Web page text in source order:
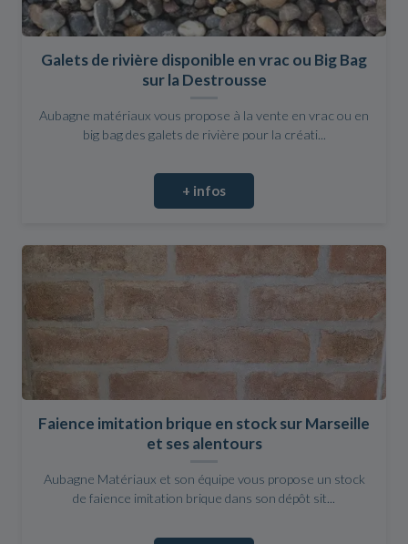
Galets de rivière disponible en vrac ou Big Bag
sur la Destrousse
Aubagne matériaux vous propose à la vente en vrac ou en
big bag des galets de rivière pour la créati...
+ infos
Faience imitation brique en stock sur Marseille
et ses alentours
Aubagne Matériaux et son équipe vous propose un stock
de faience imitation brique dans son dépôt sit...